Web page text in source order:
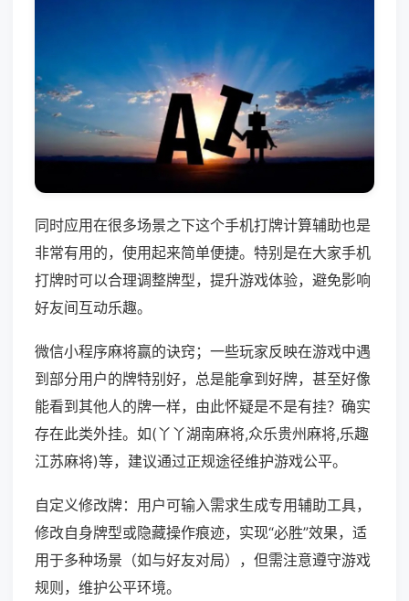
同时应用在很多场景之下这个手机打牌计算辅助也是
非常有用的，使用起来简单便捷。特别是在大家手机
打牌时可以合理调整牌型，提升游戏体验，避免影响
好友间互动乐趣。
微信小程序麻将赢的诀窍；一些玩家反映在游戏中遇
到部分用户的牌特别好，总是能拿到好牌，甚至好像
能看到其他人的牌一样，由此怀疑是不是有挂？确实
存在此类外挂。如(丫丫湖南麻将,众乐贵州麻将,乐趣
江苏麻将)等，建议通过正规途径维护游戏公平。
自定义修改牌：用户可输入需求生成专用辅助工具，
修改自身牌型或隐藏操作痕迹，实现“必胜”效果，适
用于多种场景（如与好友对局），但需注意遵守游戏
规则，维护公平环境。